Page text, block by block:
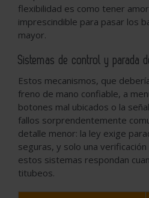
flexibilidad es como tener
imprescindible para pasar los
mayor.
Sistemas de control y parada
Estos mecanismos, que
freno de mano confiable, a
botones mal ubicados o la
fallos sorprendentemente
detalle menor: la ley exige
seguras, y solo una
estos sistemas respondan
titubeos.